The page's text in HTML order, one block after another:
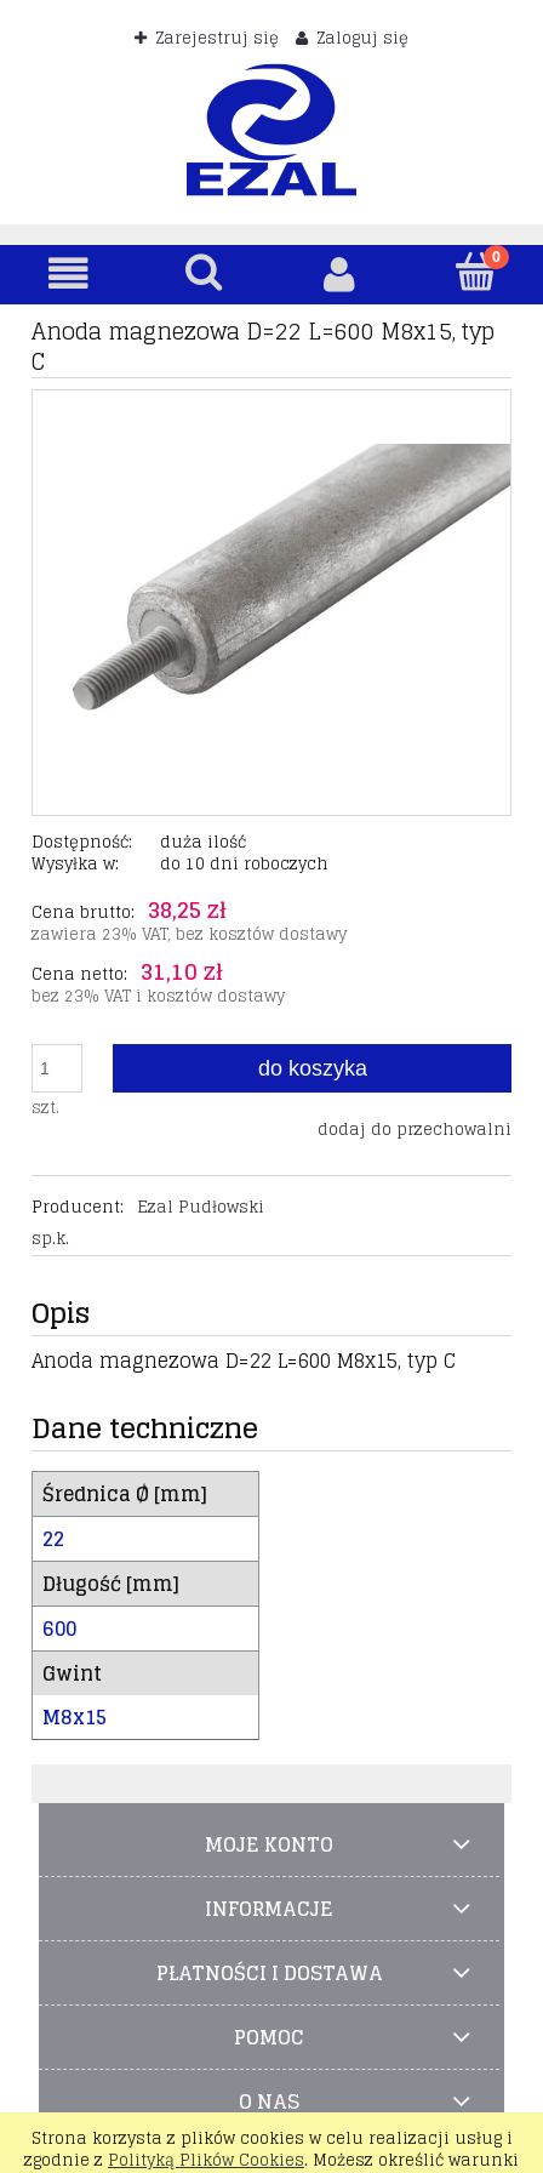
Strona korzysta z plików cookies w celu realizacji usług i
zgodnie z Polityką Plików Cookies. Możesz określić warunki
Zarejestruj się Zaloguj się
Anoda magnezowa D=22 L=600 M8x15, typ
C
Dostępność: duża ilość
Wysyłka w:
do 10 dni roboczych
Cena brutto: 38,25 zł
zawiera 23% VAT, bez kosztów dostawy
Cena netto: 31,10 zł
bez 23% VAT i kosztów dostawy
szt.
do koszyka
dodaj do przechowalni
Producent: Ezal Pudłowski
sp.k.
Opis
Anoda magnezowa D=22 L=600 M8x15, typ C
Dane techniczne
Średnica Ø [mm]
22
Długość [mm]
600
Gwint
M8x15
MOJE KONTO
INFORMACJE
PŁATNOŚCI I DOSTAWA
POMOC
O NAS